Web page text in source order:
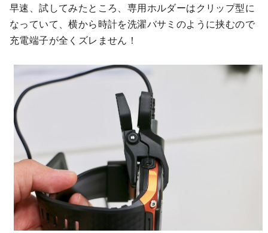
早速、試してみたところ、専用ホルダーはクリップ型に
なっていて、横から時計を洗濯バサミのように挟むので
充電端子が全くズレません！